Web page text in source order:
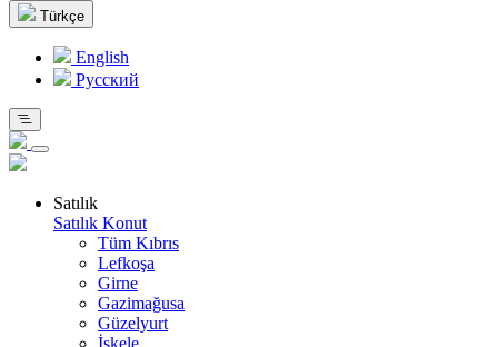
Türkçe
English
Pусский
Satılık
Satılık Konut
Tüm Kıbrıs
Lefkoşa
Girne
Gazimağusa
Güzelyurt
İskele